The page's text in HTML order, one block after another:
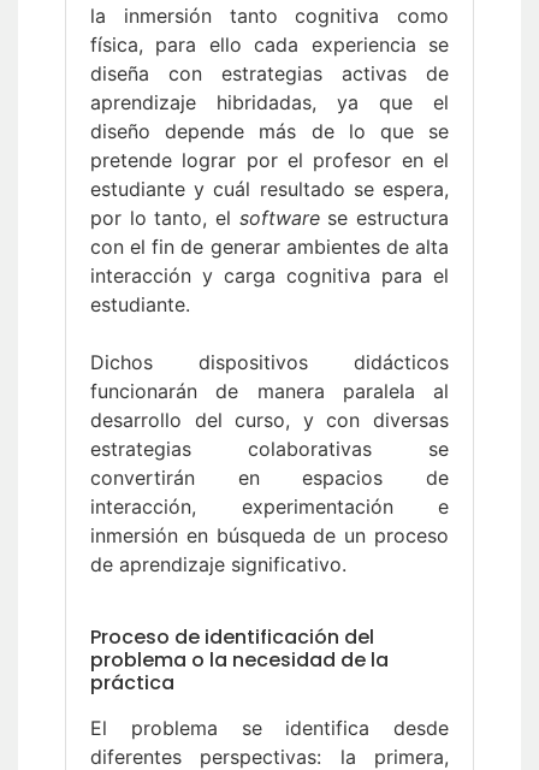
la inmersión tanto cognitiva como
física, para ello cada experiencia se
diseña con estrategias activas de
aprendizaje hibridadas, ya que el
diseño depende más de lo que se
pretende lograr por el profesor en el
estudiante y cuál resultado se espera,
por lo tanto, el softwarese estructura
con el fin de generar ambientes de alta
interacción y carga cognitiva para el
estudiante.
Dichos dispositivos didácticos
funcionarán de manera paralela al
desarrollo del curso, y con diversas
estrategias colaborativas se
convertirán en espacios de
interacción, experimentación e
inmersión en búsqueda de un proceso
de aprendizaje significativo.
Proceso de identificación del
problema o la necesidad de la
práctica
El problema se identifica desde
diferentes perspectivas: la primera,